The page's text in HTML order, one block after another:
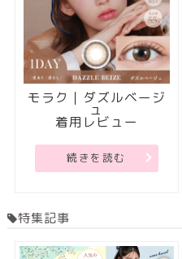
モラク｜ダズルベージ
ュ
着用レビュー
続きを読む
特集記事